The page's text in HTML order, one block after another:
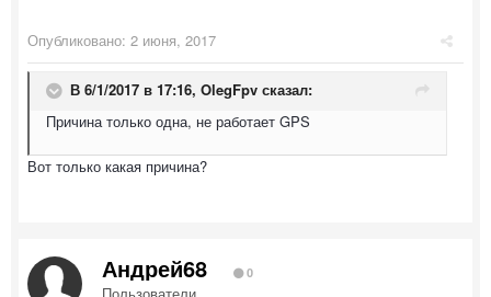
Опубликовано: 2 июня, 2017
В 6/1/2017 в 17:16, OlegFpv сказал:
Причина только одна, не работает GPS
Вот только какая причина?
Андрей68 0
Пользователи